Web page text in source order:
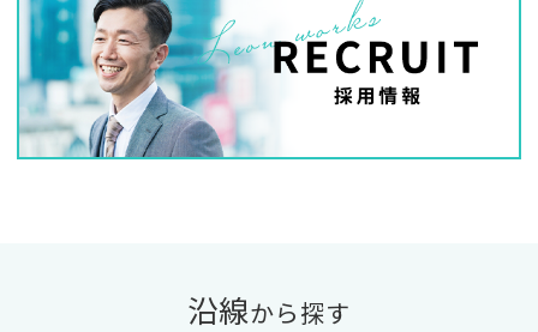
沿線から探す